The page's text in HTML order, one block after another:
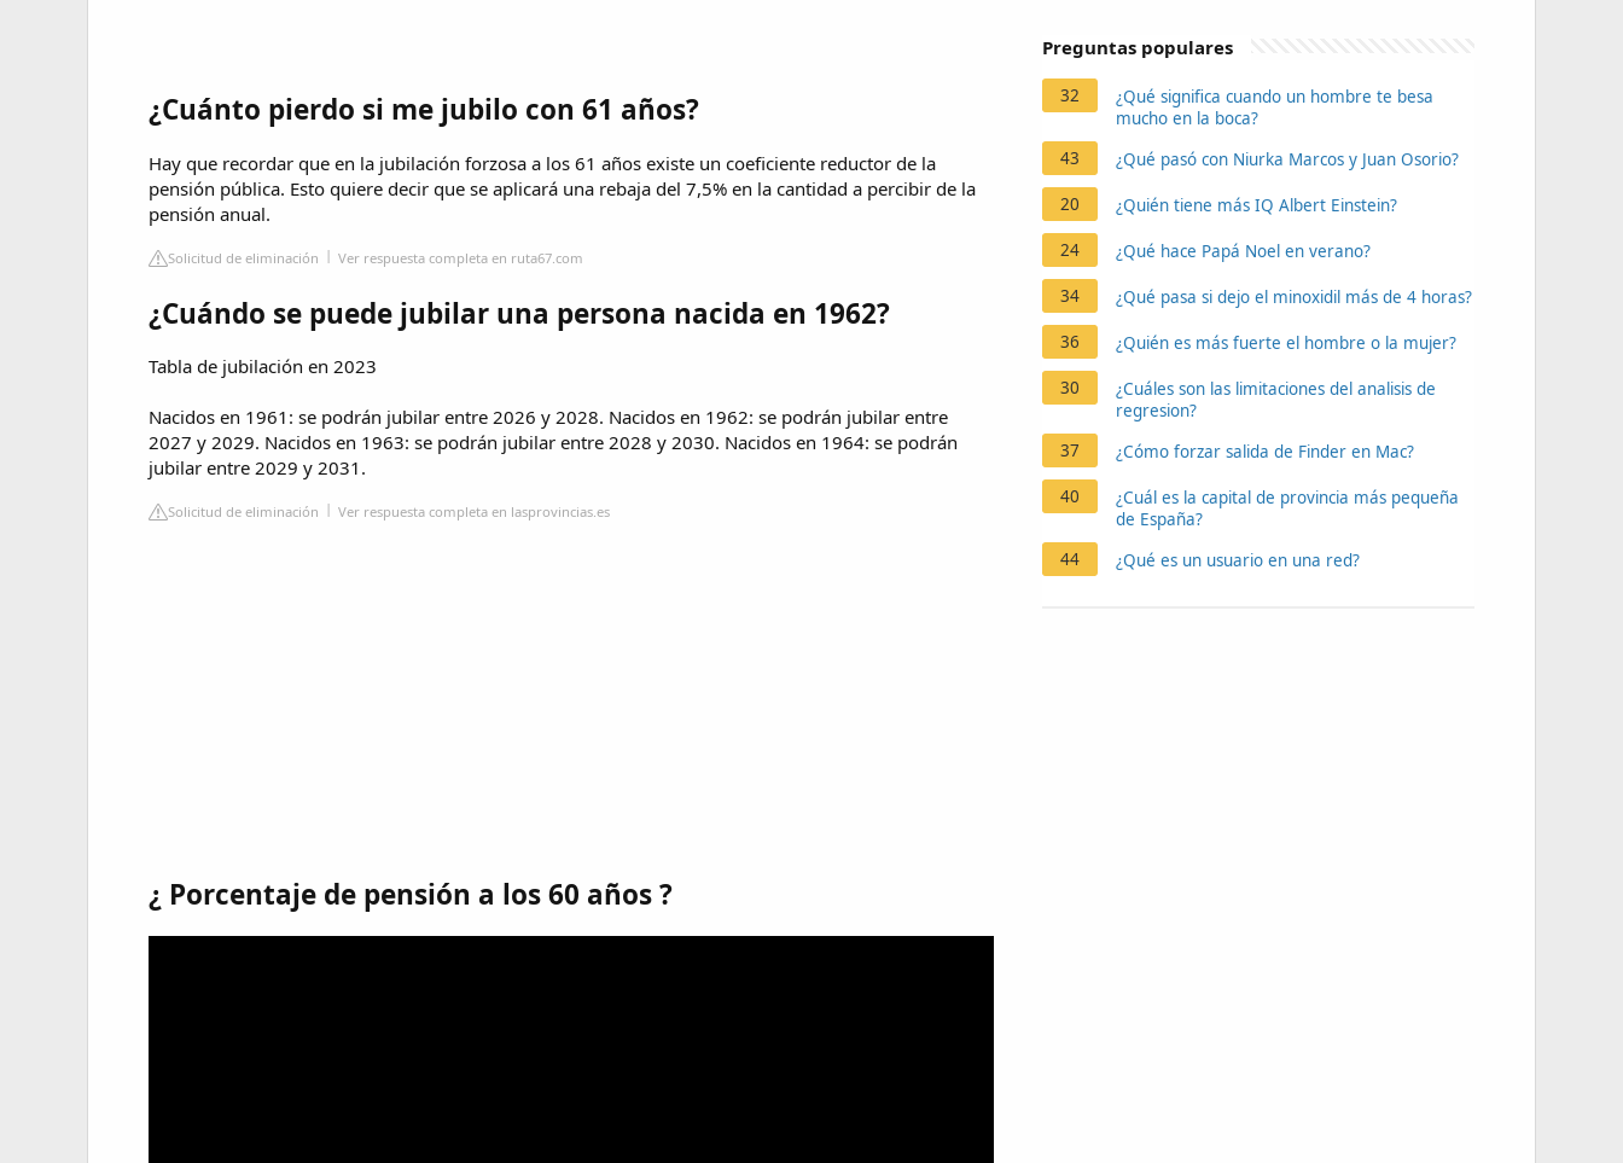
¿Cuánto pierdo si me jubilo con 61 años?
Hay que recordar que en la jubilación forzosa a los 61 años existe un coeficiente reductor de la
pensión pública. Esto quiere decir que se aplicará una rebaja del 7,5% en la cantidad a percibir de la
pensión anual.
Solicitud de eliminación Ver respuesta completa en ruta67.com
¿Cuándo se puede jubilar una persona nacida en 1962?
Tabla de jubilación en 2023
Nacidos en 1961: se podrán jubilar entre 2026 y 2028. Nacidos en 1962: se podrán jubilar entre
2027 y 2029. Nacidos en 1963: se podrán jubilar entre 2028 y 2030. Nacidos en 1964: se podrán
jubilar entre 2029 y 2031.
Solicitud de eliminación Ver respuesta completa en lasprovincias.es
¿ Porcentaje de pensión a los 60 años ?
Preguntas populares
32
¿Qué significa cuando un hombre te besa
mucho en la boca?
43
¿Qué pasó con Niurka Marcos y Juan Osorio?
20 ¿Quién tiene más IQ Albert Einstein?
24 ¿Qué hace Papá Noel en verano?
34 ¿Qué pasa si dejo el minoxidil más de 4 horas?
36 ¿Quién es más fuerte el hombre o la mujer?
30
¿Cuáles son las limitaciones del analisis de
regresion?
37
¿Cómo forzar salida de Finder en Mac?
40
¿Cuál es la capital de provincia más pequeña
de España?
44
¿Qué es un usuario en una red?